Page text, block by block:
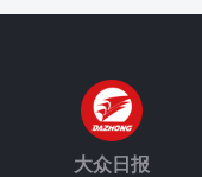
大众日报